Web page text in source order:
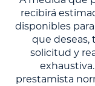
recibirá
disponibles
que deseas,
solicitud y
prestamista